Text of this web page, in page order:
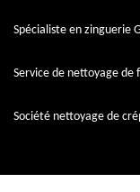
Spécialiste en zinguerie
Service de nettoyage de
Société nettoyage de